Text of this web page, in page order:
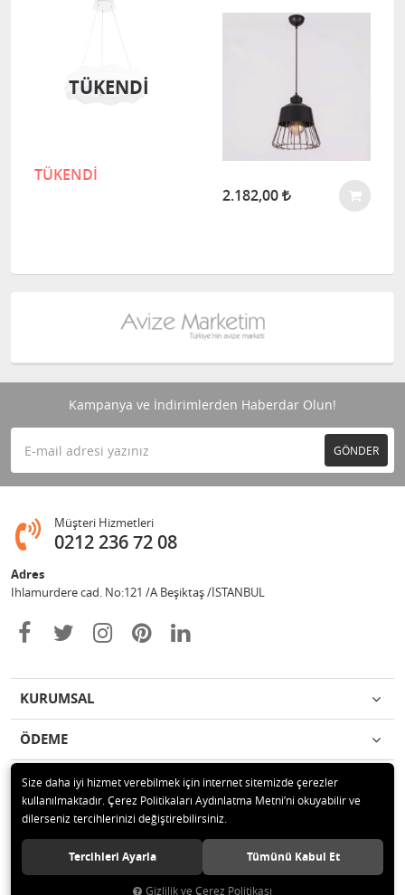
TÜKENDİ
TÜKENDİ
2.182,00
Kampanya ve İndirimlerden Haberdar Olun!
GÖNDER
Müşteri Hizmetleri
0212 236 72 08
Adres
Ihlamurdere cad. No:121 /A Beşiktaş /İSTANBUL
KURUMSAL
ÖDEME
İLETİŞİM
© 2020 Avize Marketim Tüm hakları saklıdır.
Size daha iyi hizmet verebilmek için internet sitemizde çerezler
kullanılmaktadır. Çerez Politikaları Aydınlatma Metni’ni okuyabilir ve
dilerseniz tercihlerinizi değiştirebilirsiniz.
Tercihleri Ayarla Tümünü Kabul Et
Gizlilik ve Çerez Politikası